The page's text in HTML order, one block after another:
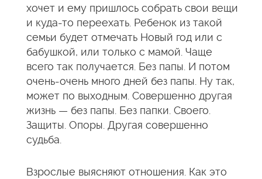
хочет и ему пришлось собрать свои вещи
и куда-то переехать. Ребенок из такой
семьи будет отмечать Новый год или с
бабушкой, или только с мамой. Чаще
всего так получается. Без папы. И потом
очень-очень много дней без папы. Ну так,
может по выходным. Совершенно другая
жизнь — без папы. Без папки. Своего.
Защиты. Опоры. Другая совершенно
судьба.
Взрослые выясняют отношения. Как это